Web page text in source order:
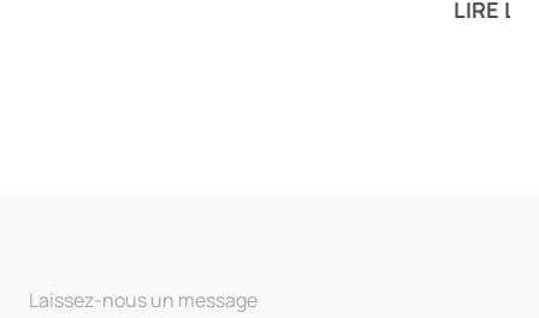
LIRE LA
Laissez-nous un message